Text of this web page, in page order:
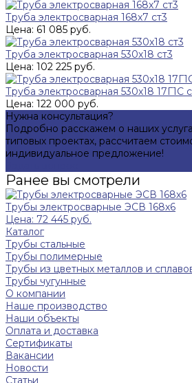
Труба электросварная 168х7 ст3
Цена: 61 085 руб.
Труба электросварная 530х18 ст3
Цена: 102 225 руб.
Труба электросварная 530х18 17Г1С
Цена: 122 000 руб.
Нужна консультация?
Подробно расскажем о наших
типовых проектах, рассчитаем
индивидуальное предложение!
Ранее вы смотрели
Трубы электросварные ЭСВ 168х6
Цена: 72 445 руб.
Каталог
Трубы стальные
Трубы полимерные
Трубы из цветных металлов и
Трубы чугунные
О компании
Наше производство
Наши объекты
Оплата и доставка
Сертификаты
Вакансии
Новости
Статьи